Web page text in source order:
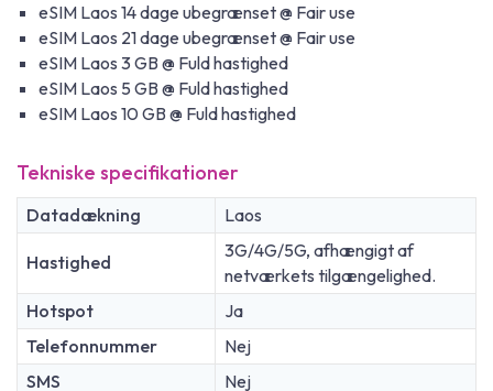
eSIM Laos 14 dage ubegrænset @ Fair use
eSIM Laos 21 dage ubegrænset @ Fair use
eSIM Laos 3 GB @ Fuld hastighed
eSIM Laos 5 GB @ Fuld hastighed
eSIM Laos 10 GB @ Fuld hastighed
Tekniske specifikationer
Datadækning Laos
Hastighed
3G/4G/5G, afhængigt af
netværkets tilgængelighed.
Hotspot
Ja
Telefonnummer
Nej
SMS
Nej